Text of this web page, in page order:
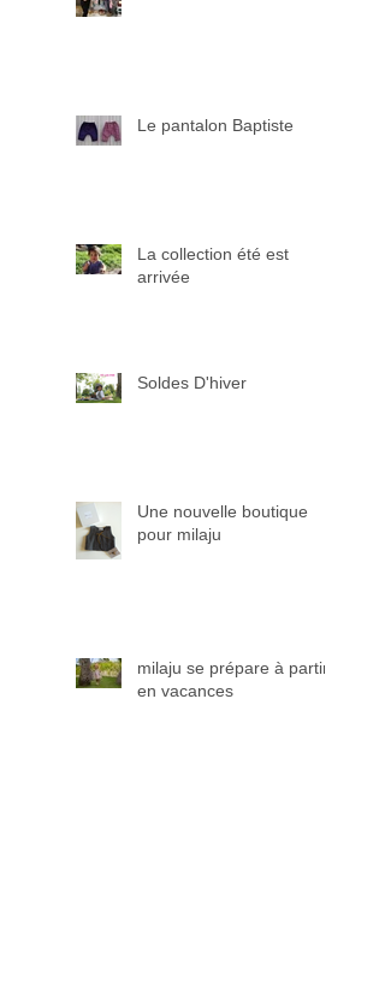
Le pantalon Baptiste
La collection été est
arrivée
Soldes D'hiver
Une nouvelle boutique
pour milaju
milaju se prépare à partir
en vacances